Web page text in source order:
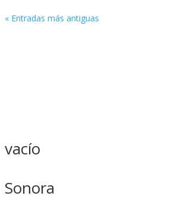
« Entradas más antiguas
vacío
Sonora